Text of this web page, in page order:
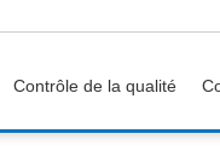
Contrôle de la qualité